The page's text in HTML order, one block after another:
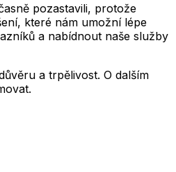
pozastavili, protože
které nám umožní lépe
a nabídnout naše služby
a trpělivost. O dalším